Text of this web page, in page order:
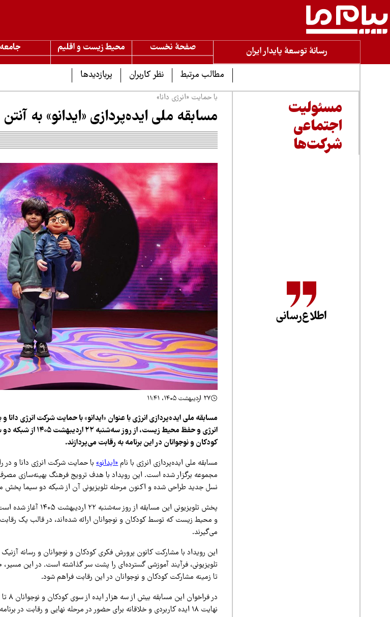
رسانۀ توسعۀ پایدار ایران صفحۀ نخست محیط زیست و اقلیم جامعه
مطالب مرتبط
نظر کاربران پربازدیدها
مسئولیت
اجتماعی
شرکت‌ها
اطلاع‌رسانی
با حمایت «انرژی دانا»
مسابقه ملی ایده‌پردازی «ایدانو» به
۲۷ اردیبهشت ۱۴۰۵، ۱۱:۴۱
مسابقه ملی ایده‌پردازی انرژی با عنوان «ایدانو» با حمایت شرکت انرژی
کودکان و نوجوانان در این برنامه به رقابت می‌پردازند.
مسابقه ملی ایده‌پردازی انرژی با نام«ایدانو»با حمایت شرکت انرژی دانا و در
مجموعه برگزار شده است. این رویداد با هدف ترویج فرهنگ بهینه‌سازی
نسل جدید طراحی شده و اکنون مرحله تلویزیونی آن از شبکه دو سیما پخش
و محیط‌ زیست که توسط کودکان و نوجوانان ارائه شده‌اند، در قالب یک رقابت
می‌گیرند.
این رویداد با مشارکت کانون پرورش فکری کودکان و نوجوانان و رسانه
تا زمینه مشارکت کودکان و نوجوانان در این رقابت فراهم شود.
نهایت ۱۸ ایده کاربردی و خلاقانه برای حضور در مرحله نهایی و رقابت در برنامه تلویزیونی انتخاب شدند.